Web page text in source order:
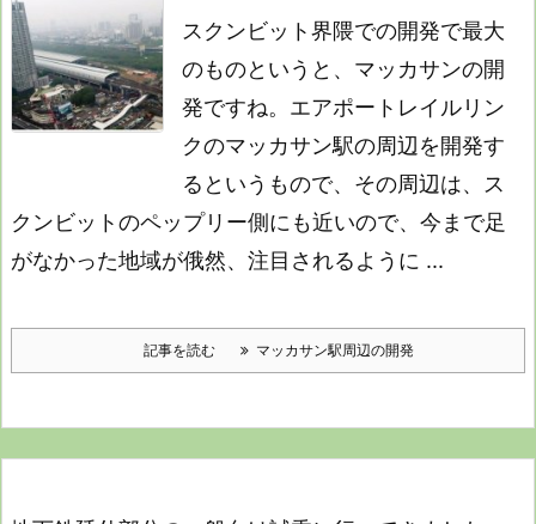
スクンビット界隈での開発で最大
のものというと、マッカサンの開
発ですね。エアポートレイルリン
クのマッカサン駅の周辺を開発す
るというもので、その周辺は、ス
クンビットのペップリー側にも近いので、今まで足
がなかった地域が俄然、注目されるように ...
記事を読む マッカサン駅周辺の開発